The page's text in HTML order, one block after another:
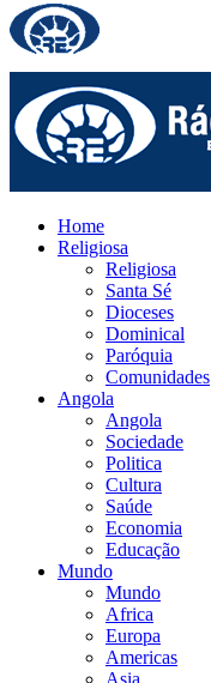
Home
Religiosa
Religiosa
Santa Sé
Dioceses
Dominical
Paróquia
Comunidades
Angola
Angola
Sociedade
Politica
Cultura
Saúde
Economia
Educação
Mundo
Mundo
Africa
Europa
Americas
Asia